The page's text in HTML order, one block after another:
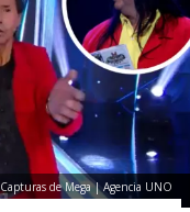
Capturas de Mega | Agencia UNO